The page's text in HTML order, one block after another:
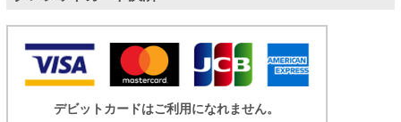
デビットカードはご利用になれません。